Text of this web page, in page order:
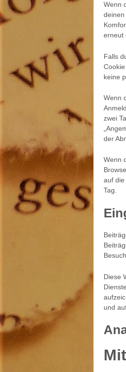
Wenn
deinen
erneut
Falls
keine
Wenn
zwei
der
Wenn
auf
Tag.
Diese
und